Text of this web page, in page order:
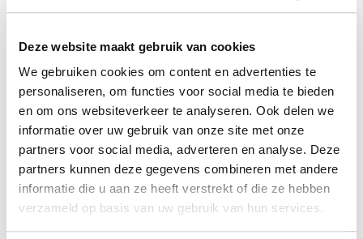
Deze website maakt gebruik van cookies
We gebruiken cookies om content en advertenties te
personaliseren, om functies voor social media te bieden
en om ons websiteverkeer te analyseren. Ook delen we
informatie over uw gebruik van onze site met onze
partners voor social media, adverteren en analyse. Deze
partners kunnen deze gegevens combineren met andere
informatie die u aan ze heeft verstrekt of die ze hebben
verzameld op basis van uw gebruik van hun services.
ANBI
Medezeggenschap
​De Gemeenschappelijke medezeggenschapsraad (GMR)
heeft als taak en wettelijk recht de belangen van
kinderen, personeelsleden en ouders van alle ASKO-
scholen zo goed mogelijk te behartigen. Om dat te